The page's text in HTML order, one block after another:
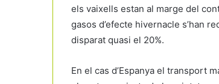
els vaixells estan al marge del
gasos d’efecte hivernacle s’han
disparat quasi el 20%.
En el cas d’Espanya el transport